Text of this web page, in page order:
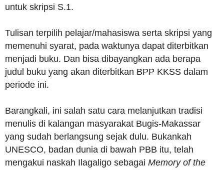
untuk skripsi S.1.
Tulisan terpilih pelajar/mahasiswa serta skripsi yang
memenuhi syarat, pada waktunya dapat diterbitkan
menjadi buku. Dan bisa dibayangkan ada berapa
judul buku yang akan diterbitkan BPP KKSS dalam
periode ini.
Barangkali, ini salah satu cara melanjutkan tradisi
menulis di kalangan masyarakat Bugis-Makassar
yang sudah berlangsung sejak dulu. Bukankah
UNESCO, badan dunia di bawah PBB itu, telah
mengakui naskah Ilagaligo sebagai Memory of the